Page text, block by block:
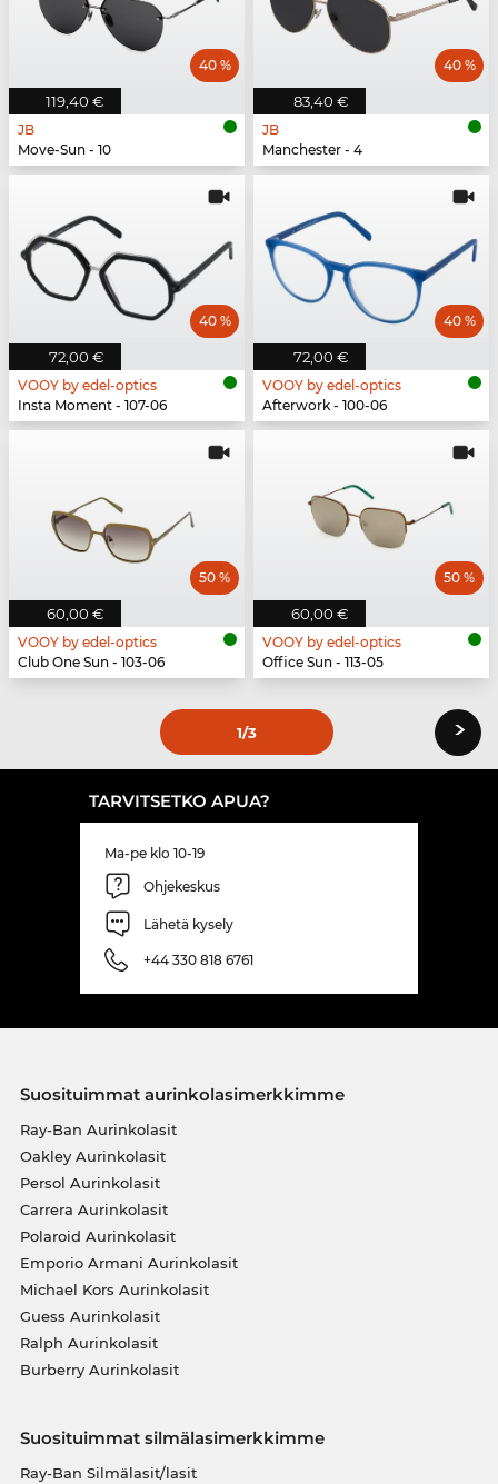
119,40 €
40 %
JB
Move-Sun - 10
83,40 €
40 %
JB
Manchester - 4
72,00 €
40 %
VOOY by edel-optics
Insta Moment - 107-06
72,00 €
40 %
VOOY by edel-optics
Afterwork - 100-06
60,00 €
50 %
VOOY by edel-optics
Club One Sun - 103-06
60,00 €
50 %
VOOY by edel-optics
Office Sun - 113-05
1/3 ›
TARVITSETKO APUA?
Ma-pe klo 10-19
Ohjekeskus
Lähetä kysely
+44 330 818 6761
Suosituimmat aurinkolasimerkkimme
Ray-Ban Aurinkolasit
Oakley Aurinkolasit
Persol Aurinkolasit
Carrera Aurinkolasit
Polaroid Aurinkolasit
Emporio Armani Aurinkolasit
Michael Kors Aurinkolasit
Guess Aurinkolasit
Ralph Aurinkolasit
Burberry Aurinkolasit
Suosituimmat silmälasimerkkimme
Ray-Ban Silmälasit/lasit